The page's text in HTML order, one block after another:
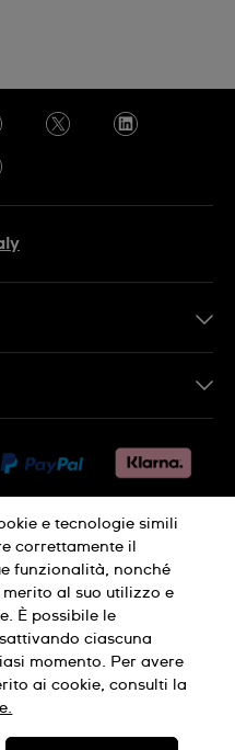
Cookies
Informazioni legali
e tecnologie simili
correttamente il
funzionalità, nonché
al suo utilizzo e
È possibile le
ciascuna
momento. Per avere
ai cookie, consulti la